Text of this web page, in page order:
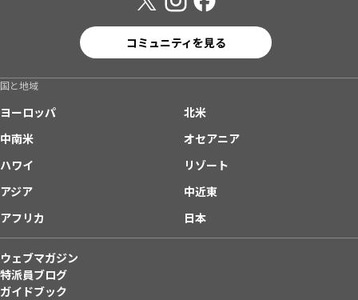
コミュニティを見る
国と地域
ヨーロッパ
北米
中南米
オセアニア
ハワイ
リゾート
アジア
中近東
アフリカ
日本
ウェブマガジン
特派員ブログ
ガイドブック